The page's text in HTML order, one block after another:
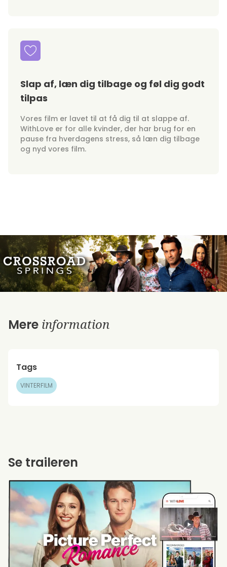
Slap af, læn dig tilbage og føl dig godt
tilpas
Vores film er lavet til at få dig til at slappe af.
WithLove er for alle kvinder, der har brug for en
pause fra hverdagens stress, så læn dig tilbage
og nyd vores film.
Mere information
Tags
VINTERFILM
Se traileren